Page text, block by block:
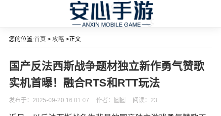
您的位置:首页 > 攻略>正文
国产反法西斯战争题材独立新作勇气赞歌
实机首曝！融合RTS和RTT玩法
发布于：2025-09-20 16:01:07 作者：圆圆 阅读： 23